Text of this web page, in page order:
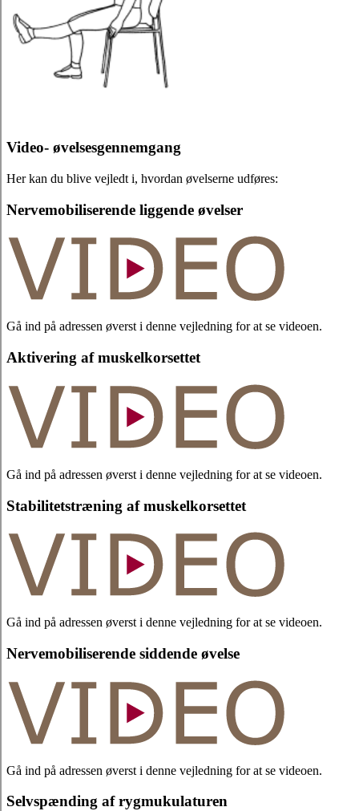
Video- øvelsesgennemgang
Her kan du blive vejledt i, hvordan øvelserne udføres:
Nervemobiliserende liggende øvelser
Gå ind på adressen øverst i denne vejledning for at se videoen.
Aktivering af muskelkorsettet
Gå ind på adressen øverst i denne vejledning for at se videoen.
Stabilitetstræning af muskelkorsettet
Gå ind på adressen øverst i denne vejledning for at se videoen.
Nervemobiliserende siddende øvelse
Gå ind på adressen øverst i denne vejledning for at se videoen.
Selvspænding af rygmukulaturen